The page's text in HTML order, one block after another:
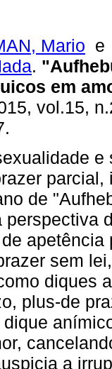
Mario
.
em
vol.15,
e
parcial,
de
perspectiva
apetência
sem
diques
plus-de
a